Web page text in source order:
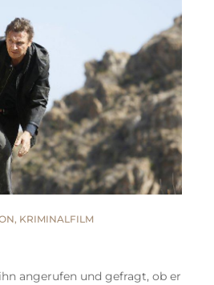
, KRIMINALFILM
angerufen und gefragt, ob er